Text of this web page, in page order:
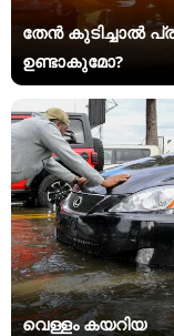
തേൻ കുടിച്ചാൽ
ഉണ്ടാകുമോ?
വെള്ളം കയറിയ